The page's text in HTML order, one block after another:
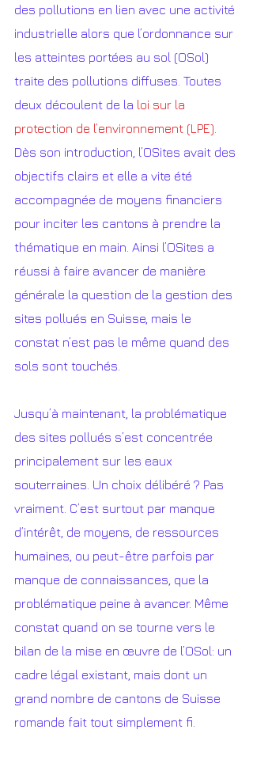
des pollutions en lien avec une activité
industrielle alors que l’ordonnance sur
les atteintes portées au sol (OSol)
traite des pollutions diffuses. Toutes
deux découlent de la loi sur la
protection de l’environnement (LPE)
Dès son introduction, l’OSites avait des
objectifs clairs et elle a vite été
accompagnée de moyens financiers
pour inciter les cantons à prendre la
thématique en main. Ainsi l’OSites a
réussi à faire avancer de manière
générale la question de la gestion des
sites pollués en Suisse, mais le
constat n’est pas le même quand des
sols sont touchés.
Jusqu’à maintenant, la problématique
des sites pollués s’est concentrée
principalement sur les eaux
souterraines. Un choix délibéré ? Pas
vraiment. C’est surtout par manque
d’intérêt, de moyens, de ressources
humaines, ou peut-être parfois par
manque de connaissances, que la
problématique peine à avancer. Même
constat quand on se tourne vers le
bilan de la mise en œuvre de l’OSol: un
cadre légal existant, mais dont un
grand nombre de cantons de Suisse
romande fait tout simplement fi.